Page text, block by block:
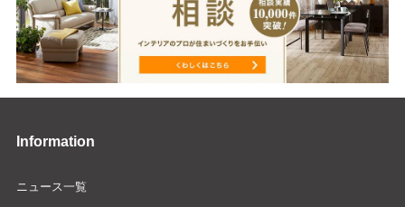
Information
ニュース一覧